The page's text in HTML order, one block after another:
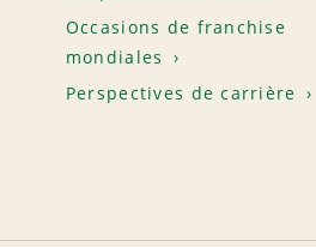
Occasions de franchise
mondiales
Perspectives de carrière